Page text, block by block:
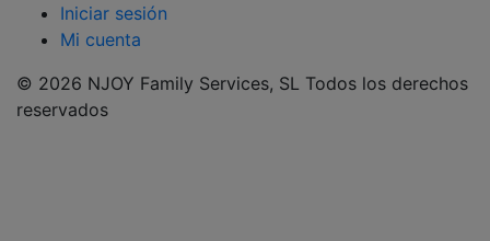
Iniciar sesión
Mi cuenta
© 2026 NJOY Family Services, SL Todos los derechos
reservados